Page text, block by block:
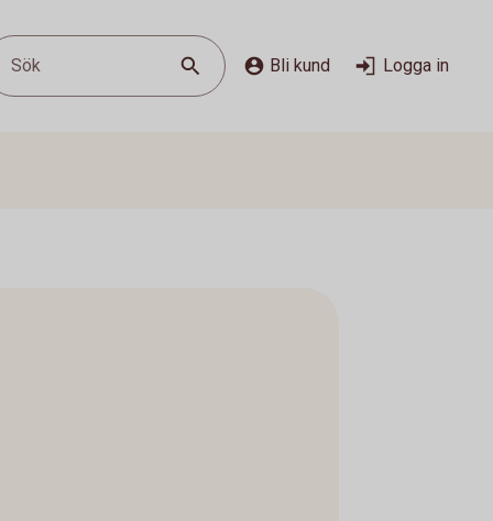
Sök Bli kund Logga in